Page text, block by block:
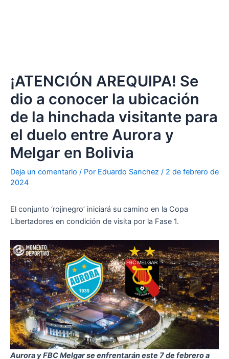
¡ATENCIÓN AREQUIPA! Se
dio a conocer la ubicación
de la hinchada visitante para
el duelo entre Aurora y
Melgar en Bolivia
Deja un comentario / Por Eduardo Sanchez / 2 de febrero de
2024
El conjunto ‘rojinegro’ iniciará su camino en la Copa
Libertadores en condición de visita por la Fase 1.
Aurora y FBC Melgar se enfrentarán este 7 de febrero a